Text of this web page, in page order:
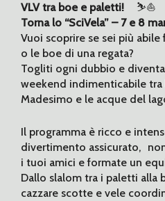
VLV tra boe e paletti! ⛷️⛵
Torna lo “SciVela” – 7 e 8
Vuoi scoprire se sei più
o le boe di una regata?
Togliti ogni dubbio e
weekend indimenticabile tra
Madesimo e le acque del
Il programma è ricco e
divertimento assicurato,
i tuoi amici e formate un
Dallo slalom tra i paletti alla
cazzare scotte e vele